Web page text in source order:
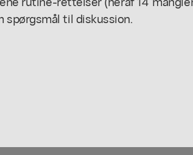
spørgsmål til diskussion.